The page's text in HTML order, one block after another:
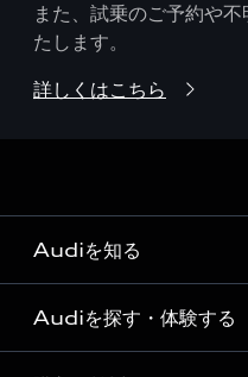
また、試乗のご予約や
たします。
詳しくはこちら
Audiを知る
Audi ブランド
Audiを探す・体験する